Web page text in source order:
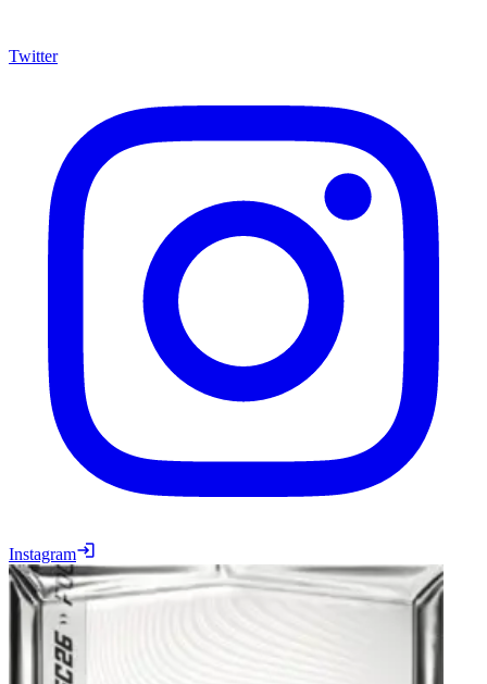
Twitter
Instagram